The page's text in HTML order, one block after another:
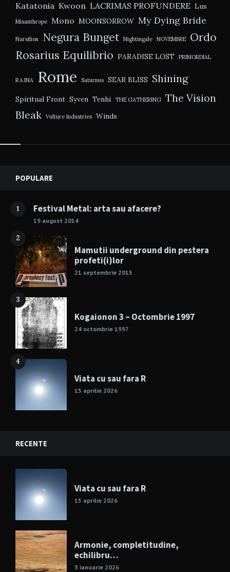
Katatonia Kwoon LACRIMAS PROFUNDERE Lus
Misanthrope Mono MOONSORROW My Dying Bride
Narsilion Negura Bunget Nightingale NOVEMBRE
Ordo
Rosarius Equilibrio PARADISE LOST PRIMORDIAL
RAJNA Rome Saturnus SEAR BLISS Shining
Spiritual Front Syven Tenhi THE GATHERING The Vision
Bleak Vulture Industries Winds
Widgets
POPULARE
1 Festival Metal: arta sau afacere?
19 august 2014
2
Mamutii underground din pestera
profeti(i)lor
21 septembrie 2015
3
Kogaionon 3 – Octombrie 1997
24 octombrie 1997
4
Viata cu sau fara R
15 aprilie 2026
RECENTE
Viata cu sau fara R
15 aprilie 2026
Armonie, completitudine,
echilibru…
3 ianuarie 2026